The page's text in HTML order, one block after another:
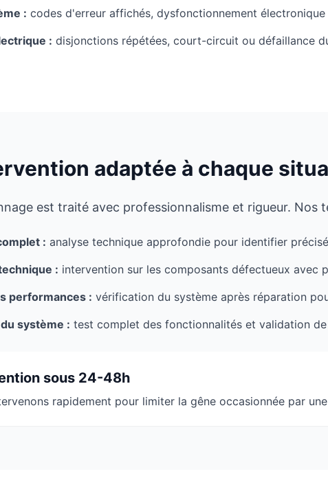
: codes d'erreur affichés, dysfonctionnement
: disjonctions répétées, court-circuit ou défaillance
adaptée à chaque
est traité avec professionnalisme et rigueur. Nos
: analyse technique approfondie pour identifier
: intervention sur les composants défectueux avec
performances : vérification du système après réparation
système : test complet des fonctionnalités et validation
sous 24-48h
rapidement pour limiter la gêne occasionnée par